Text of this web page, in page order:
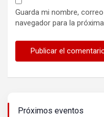
Guarda mi nombre,
navegador para la
Próximos eventos